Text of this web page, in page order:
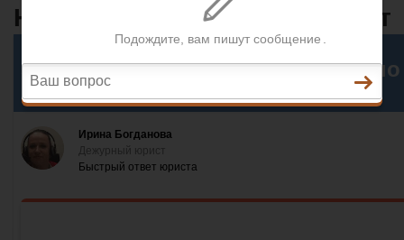
Юридические услуги Ташкент